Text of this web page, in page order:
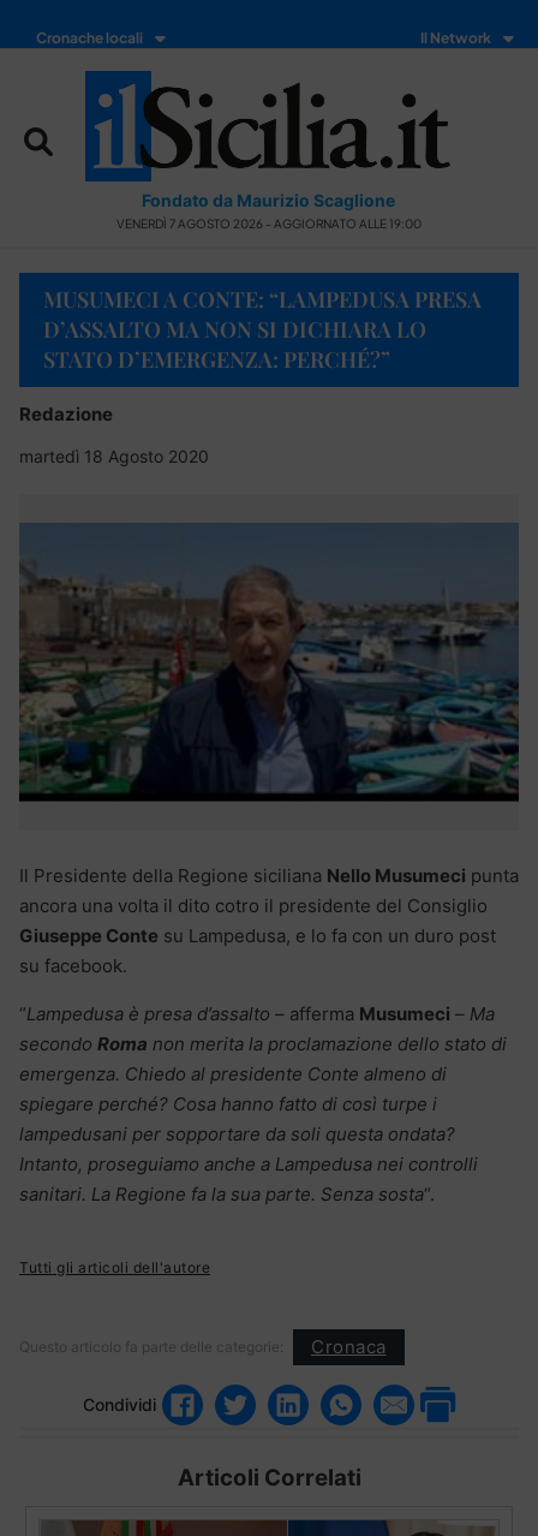
Cronache locali Il Network
Fondato da Maurizio Scaglione
VENERDÌ 7 AGOSTO 2026 - AGGIORNATO ALLE 19:00
MUSUMECI A CONTE: “LAMPEDUSA PRESA
D’ASSALTO MA NON SI DICHIARA LO
STATO D’EMERGENZA: PERCHÉ?”
Redazione
martedì 18 Agosto 2020
Il Presidente della Regione siciliana Nello Musumeci punta
ancora una volta il dito cotro il presidente del Consiglio
Giuseppe Conte su Lampedusa, e lo fa con un duro post
su facebook.
“Lampedusa è presa d’assalto – afferma Musumeci – Ma
secondo Roma non merita la proclamazione dello stato di
emergenza. Chiedo al presidente Conte almeno di
spiegare perché? Cosa hanno fatto di così turpe i
lampedusani per sopportare da soli questa ondata?
Intanto, proseguiamo anche a Lampedusa nei controlli
sanitari. La Regione fa la sua parte. Senza sosta“.
Tutti gli articoli dell'autore
Questo articolo fa parte delle categorie: Cronaca
Condividi
Articoli Correlati